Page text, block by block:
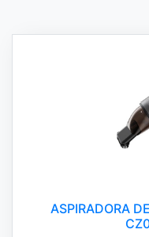
ASPIRADORA